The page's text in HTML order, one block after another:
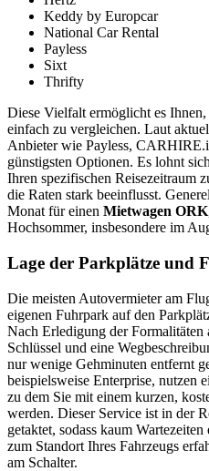
Keddy by Europcar
National Car Rental
Payless
Sixt
Thrifty
Diese Vielfalt ermöglicht es
einfach zu vergleichen. Laut
Anbieter wie Payless,
günstigsten Optionen. Es lohnt
Ihren spezifischen Reisezeitraum
die Raten stark beeinflusst.
Monat für einen Mietwagen ORK
Hochsommer, insbesondere im
Lage der Parkplätze und
Die meisten Autovermieter am
eigenen Fuhrpark auf den
Nach Erledigung der Formalitäten
Schlüssel und eine
nur wenige Gehminuten entfernt
beispielsweise Enterprise, nutzen
zu dem Sie mit einem kurzen,
werden. Dieser Service ist in der
getaktet, sodass kaum
zum Standort Ihres Fahrzeugs
am Schalter.